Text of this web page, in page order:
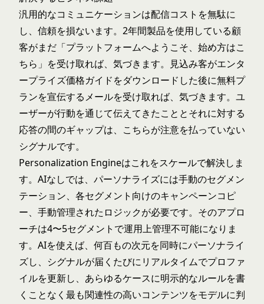
汎用的なコミュニケーションは配信コストを無駄に
し、信頼を損ないます。2年間製品を使用している顧
客がまだ「プラットフォームへようこそ、始め方はこ
ちら」を受け取れば、気づきます。見込み客がエンタ
ープライズ価格ガイドをダウンロードした後に無料プ
ランを宣伝するメールを受け取れば、気づきます。ユ
ーザーが行動を通じて伝えてきたこととそれに対する
応答の間のギャップは、こちらが注意を払っていない
シグナルです。
Personalization Engineはこれをスケールで解決しま
す。AIなしでは、パーソナライズには手動のセグメン
テーション、各セグメント向けのキャンペーンコピ
ー、手動管理されたロジックが必要です。そのアプロ
ーチは4〜5セグメントで運用上管理不可能になりま
す。AIを使えば、何百もの次元を同時にパーソナライ
ズし、シグナルが届くたびにリアルタイムでプロファ
イルを更新し、あらゆるケースに明示的なルールを書
くことなく最も関連性の高いコンテンツをモデルに判